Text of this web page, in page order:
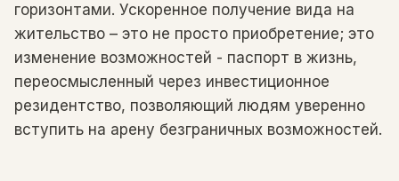
горизонтами. Ускоренное получение вида на
жительство – это не просто приобретение; это
изменение возможностей - паспорт в жизнь,
переосмысленный через инвестиционное
резидентство, позволяющий людям уверенно
вступить на арену безграничных возможностей.